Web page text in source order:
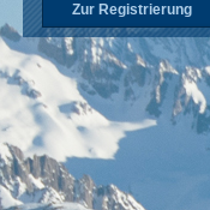
Zur Registrierung